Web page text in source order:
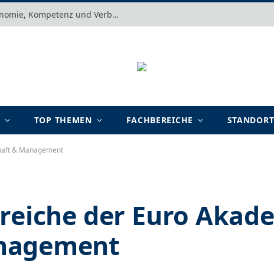
Motivation verstehen: Warum Autonomie, Kompetenz und Verbundenheit im Arbeits- und Lernalltag entscheidend sind
TOP THEMEN FACHBEREICHE
& Management
der Euro